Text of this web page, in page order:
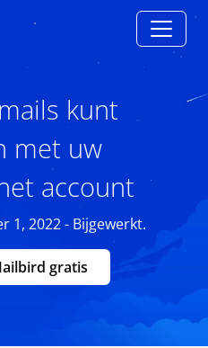
kunt
met uw
account
1, 2022 - Bijgewerkt.
gratis